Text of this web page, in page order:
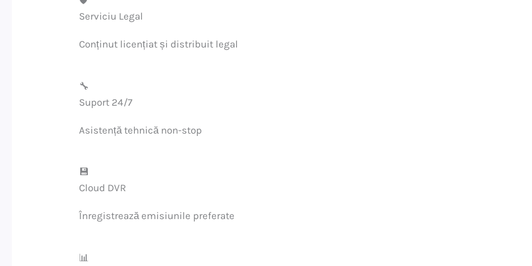
Serviciu Legal
Conținut licențiat și distribuit legal
🔧
Suport 24/7
Asistență tehnică non-stop
💾
Cloud DVR
Înregistrează emisiunile preferate
📊